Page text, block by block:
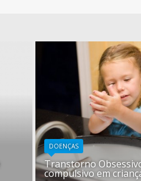
DOENÇAS
Transtorno
compulsivo em